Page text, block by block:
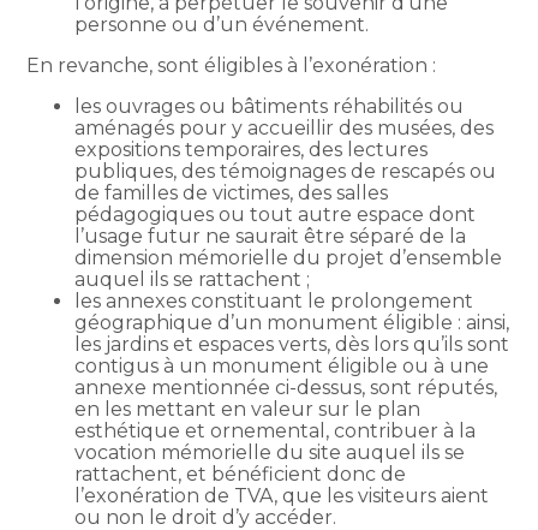
personne ou d’un événement.
En revanche, sont éligibles à l’exonération :
les ouvrages ou bâtiments réhabilités ou
aménagés pour y accueillir des musées, des
expositions temporaires, des lectures
publiques, des témoignages de rescapés ou
de familles de victimes, des salles
pédagogiques ou tout autre espace dont
l’usage futur ne saurait être séparé de la
dimension mémorielle du projet d’ensemble
auquel ils se rattachent ;
les annexes constituant le prolongement
géographique d’un monument éligible : ainsi,
les jardins et espaces verts, dès lors qu’ils sont
contigus à un monument éligible ou à une
annexe mentionnée ci-dessus, sont réputés,
en les mettant en valeur sur le plan
esthétique et ornemental, contribuer à la
vocation mémorielle du site auquel ils se
rattachent, et bénéficient donc de
l’exonération de TVA, que les visiteurs aient
ou non le droit d’y accéder.